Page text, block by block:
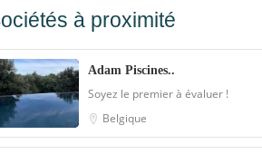
à proximité
Adam Piscines..
Soyez le premier à évaluer !
Belgique